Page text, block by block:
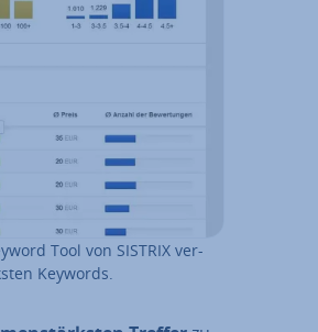
Tool von SISTRIX ver­
Keywords.